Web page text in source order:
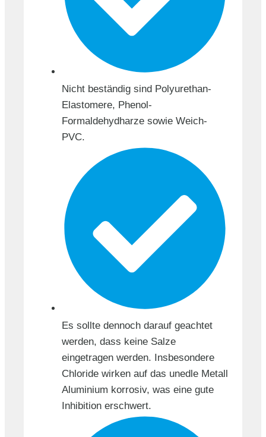
Nicht beständig sind Polyurethan-
Elastomere, Phenol-
Formaldehydharze sowie Weich-
PVC.
Es sollte dennoch darauf geachtet
werden, dass kei­ne Salze
eingetragen werden. Insbesondere
Chloride wirken auf das uned­le Metall
Aluminium korrosiv, was eine gute
Inhibition erschwert.